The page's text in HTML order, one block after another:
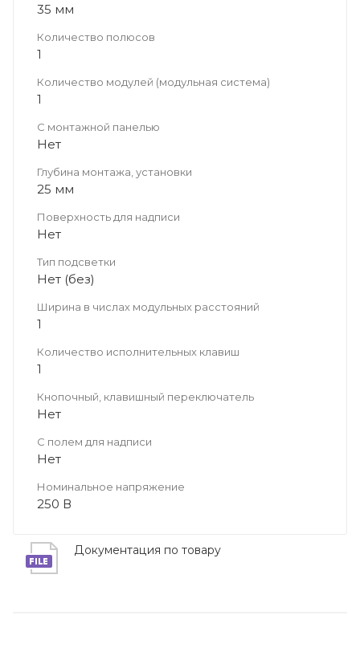
35 мм
Количество полюсов
1
Количество модулей (модульная система)
1
С монтажной панелью
Нет
Глубина монтажа, установки
25 мм
Поверхность для надписи
Нет
Тип подсветки
Нет (без)
Ширина в числах модульных расстояний
1
Количество исполнительных клавиш
1
Кнопочный, клавишный переключатель
Нет
С полем для надписи
Нет
Номинальное напряжение
250 В
Документация по товару